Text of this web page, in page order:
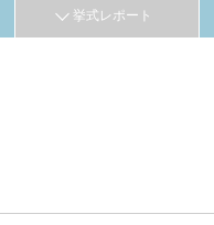
挙式レポート